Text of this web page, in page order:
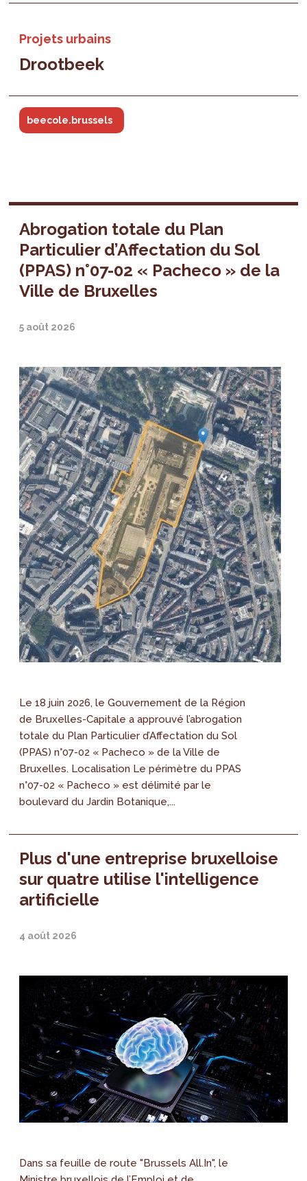
Projets urbains
Drootbeek
beecole.brussels
Abrogation totale du Plan
Particulier d’Affectation du Sol
(PPAS) n°07-02 « Pacheco » de la
Ville de Bruxelles
5 août 2026
Le 18 juin 2026, le Gouvernement de la Région
de Bruxelles-Capitale a approuvé l’abrogation
totale du Plan Particulier d’Affectation du Sol
(PPAS) n°07-02 « Pacheco » de la Ville de
Bruxelles. Localisation Le périmètre du PPAS
n°07-02 « Pacheco » est délimité par le
boulevard du Jardin Botanique,...
Plus d'une entreprise bruxelloise
sur quatre utilise l'intelligence
artificielle
4 août 2026
Dans sa feuille de route "Brussels All.In", le